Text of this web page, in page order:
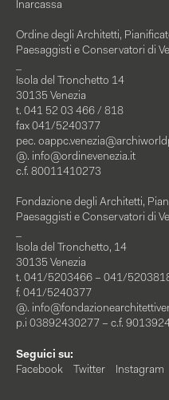
Inarcassa
Ordine degli Architetti,
Paesaggisti e Conservatori di
Isola del Tronchetto 14
30135 Venezia
t. 041 52 03 466 / 818
fax 041/5240377
pec.
@. info@ordinevenezia.it
c.f. 80011410273
Fondazione degli Architetti,
Paesaggisti e Conservatori di
Isola del Tronchetto, 14
30135 Venezia
t. 041/5203466 – 041/
f. 041/5240377
@.
p.i 03892430277 – c.f.
Seguici su:
Facebook
Twitter Instagram